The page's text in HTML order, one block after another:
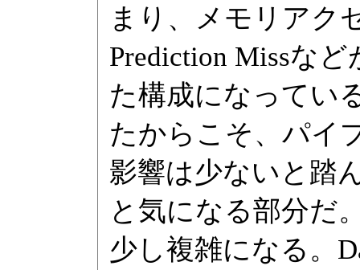
まり、メモリアク
Prediction Missな
た構成になってい
たからこそ、パイ
影響は少ないと踏
と気になる部分だ
少し複雑になる。